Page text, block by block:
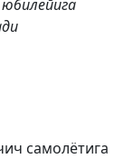
самолётига